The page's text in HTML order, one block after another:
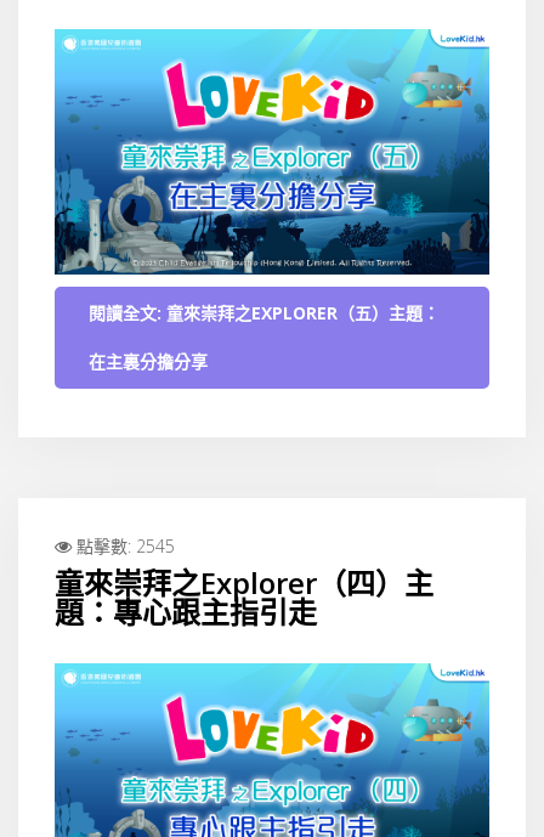
閱讀全文: 童來崇拜之EXPLORER（五）主題：
在主裏分擔分享
點擊數: 2545
童來崇拜之Explorer（四）主
題：專心跟主指引走